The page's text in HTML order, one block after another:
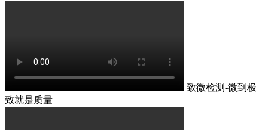
致微检测-微到极
致就是质量